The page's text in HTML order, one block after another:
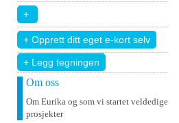
+ Legg tegningen
Om oss
Om Eurika og som vi startet veldedige
prosjekter